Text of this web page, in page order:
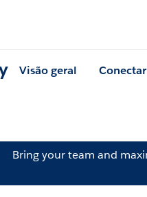
Visão geral Conectar
Bring your team and